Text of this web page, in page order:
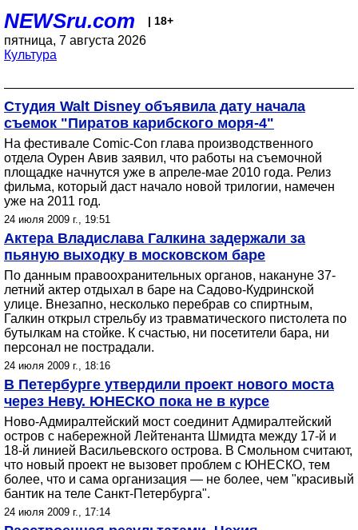
NEWSru.com | 18+
пятница, 7 августа 2026
Культура
Студия Walt Disney объявила дату начала
съемок "Пиратов карибского моря-4"
На фестивале Comic-Con глава производственного
отдела Оурен Авив заявил, что работы на съемочной
площадке начнутся уже в апреле-мае 2010 года. Релиз
фильма, который даст начало новой трилогии, намечен
уже на 2011 год.
24 июля 2009 г., 19:51
Актера Владислава Галкина задержали за
пьяную выходку в московском баре
По данным правоохранительных органов, накануне 37-
летний актер отдыхал в баре на Садово-Кудринской
улице. Внезапно, несколько перебрав со спиртным,
Галкин открыл стрельбу из травматического пистолета по
бутылкам на стойке. К счастью, ни посетители бара, ни
персонал не пострадали.
24 июля 2009 г., 18:16
В Петербурге утвердили проект нового моста
через Неву. ЮНЕСКО пока не в курсе
Ново-Адмиралтейский мост соединит Адмиралтейский
остров с набережной Лейтенанта Шмидта между 17-й и
18-й линией Васильевского острова. В Смольном считают,
что новый проект не вызовет проблем с ЮНЕСКО, тем
более, что и сама организация — не более, чем "красивый
бантик на теле Санкт-Петербурга".
24 июля 2009 г., 17:14